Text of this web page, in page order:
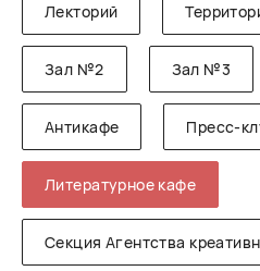
Лекторий
Зал №2 Зал №3
Антикафе Пресс-
Литературное кафе
Секция Агентства